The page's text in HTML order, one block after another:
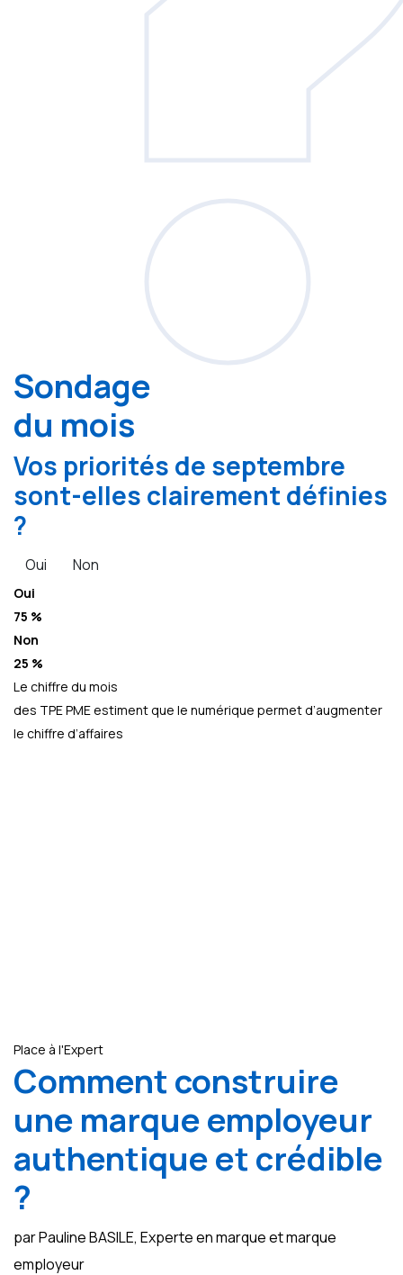
Sondage
du mois
Vos priorités de septembre
sont-elles clairement définies
?
Oui Non
Oui
75 %
Non
25 %
Le chiffre du mois
des TPE PME estiment que le numérique permet d’augmenter
le chiffre d’affaires
Place à l'Expert
Comment construire
une marque employeur
authentique et crédible
?
par Pauline BASILE, Experte en marque et marque
employeur